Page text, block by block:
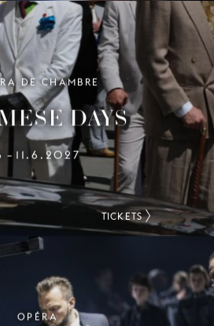
DE CHAMBRE
DAYS
– 11.6.2027
TICKETS
OPÉRA